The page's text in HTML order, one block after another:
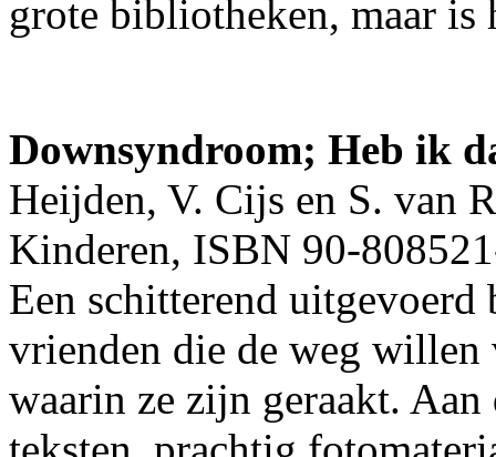
grote bibliotheken, maar is
Downsyndroom; Heb ik
Heijden, V. Cijs en S. van
Kinderen, ISBN 90-
Een schitterend
vrienden die de weg
waarin ze zijn geraakt.